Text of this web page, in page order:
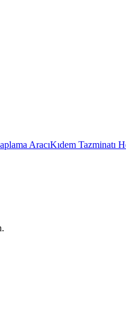
AracıKıdem Tazminatı